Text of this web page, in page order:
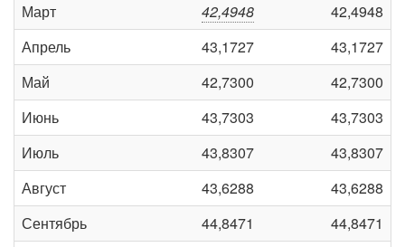
Март
42,4948
42,4948
Апрель
43,1727
43,1727
Май
42,7300
42,7300
Июнь
43,7303
43,7303
Июль
43,8307
43,8307
Август
43,6288
43,6288
Сентябрь
44,8471
44,8471